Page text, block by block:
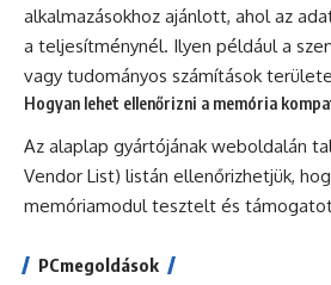
alkalmazásokhoz ajánlott, ahol az
a teljesítménynél. Ilyen például a
vagy tudományos számítások
Hogyan lehet ellenőrizni a memória
Az alaplap gyártójának weboldalán
Vendor List) listán ellenőrizhetjük,
memóriamodul tesztelt és
PCmegoldások